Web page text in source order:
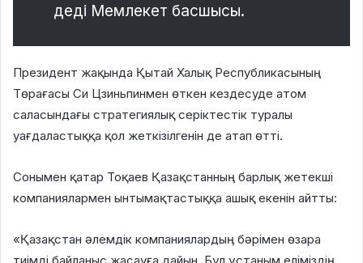
деді Мемлекет басшысы.
Президент жақында Қытай Халық Республикасының
Төрағасы Си Цзиньпинмен өткен кездесуде атом
саласындағы стратегиялық серіктестік туралы
уағдаластыққа қол жеткізілгенін де атап өтті.
Сонымен қатар Тоқаев Қазақстанның барлық жетекші
компаниялармен ынтымақтастыққа ашық екенін айтты:
«Қазақстан әлемдік компаниялардың бәрімен өзара